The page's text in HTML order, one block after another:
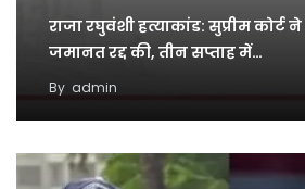
राजा रघुवंशी हत्याकांड: सुप्रीम कोर्ट
जमानत रद्द की, तीन सप्ताह में…
By admin